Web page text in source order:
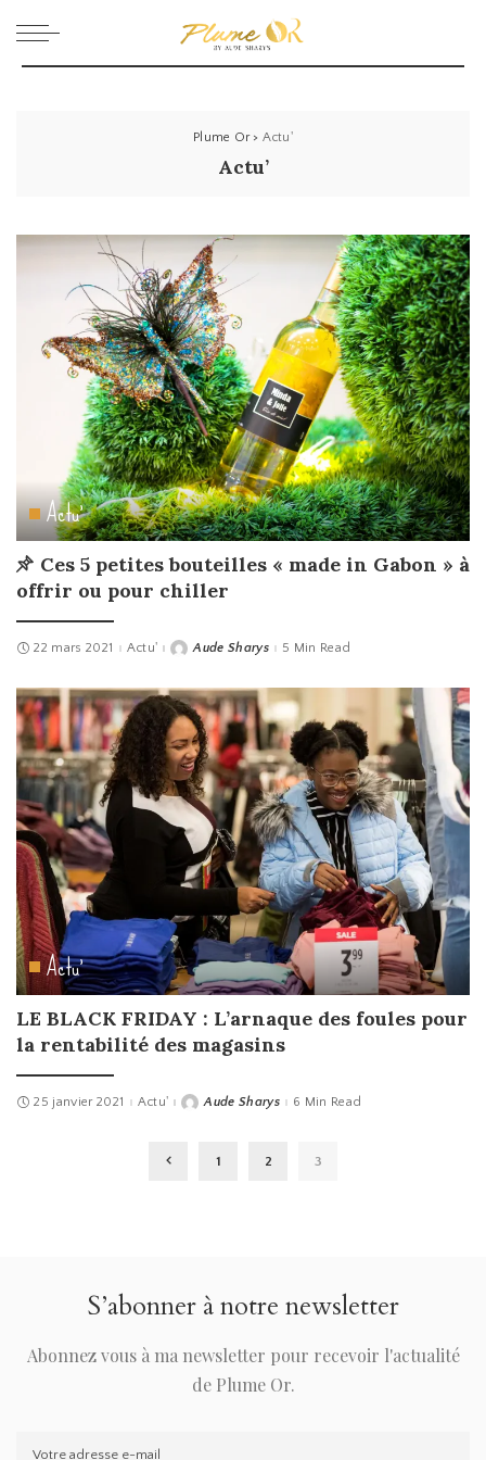
Plume Or> Actu'
Actu’
Actu'
Ces 5 petites bouteilles « made in Gabon » à
offrir ou pour chiller
22 mars 2021 Actu' PostedAude Sharys 5 Min Read
Actu'
LE BLACK FRIDAY : L’arnaque des foules pour
la rentabilité des magasins
25 janvier 2021 Actu' PostedAude Sharys 6 Min Read
1 2 3
S’abonner à notre newsletter
Abonnez vous à ma newsletter pour recevoir l'actualité
de Plume Or.